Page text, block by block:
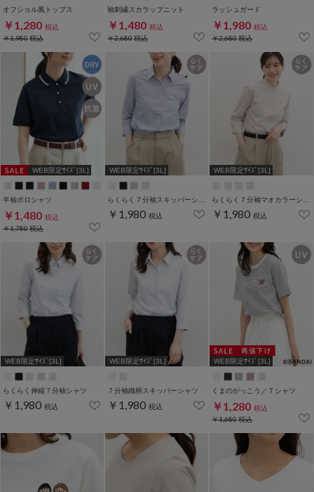
オフショル風トップス
￥1,280 税込
￥1,980税込
袖刺繍スカラップニット
￥1,480 税込
￥2,680税込
ラッシュガード
￥1,980 税込
￥2,680税込
WEB限定ｻｲｽﾞ[3L]
半袖ポロシャツ
￥1,480 税込
￥1,780税込
WEB限定ｻｲｽﾞ[3L]
￥1,980 税込
WEB限定ｻｲｽﾞ[3L]
￥1,980 税込
WEB限定ｻｲｽﾞ[3L]
らくらく伸縮７分袖シャツ
￥1,980 税込
WEB限定ｻｲｽﾞ[3L]
７分袖織柄スキッパーシャツ
￥1,980 税込
WEB限定ｻｲｽﾞ[3L]
くまのがっこう／Ｔシャツ
￥1,280 税込
￥1,680税込